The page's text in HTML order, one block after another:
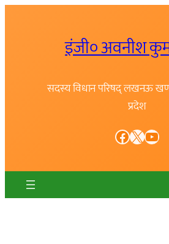
इंजी० अवनीश
सदस्य विधान परिषद् लखनऊ
प्रदेश
Facebook X YouTube